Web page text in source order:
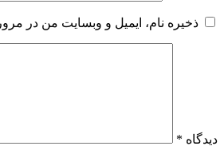
ذخیره نام، ایمیل و وبسایت من در
دیدگاه *